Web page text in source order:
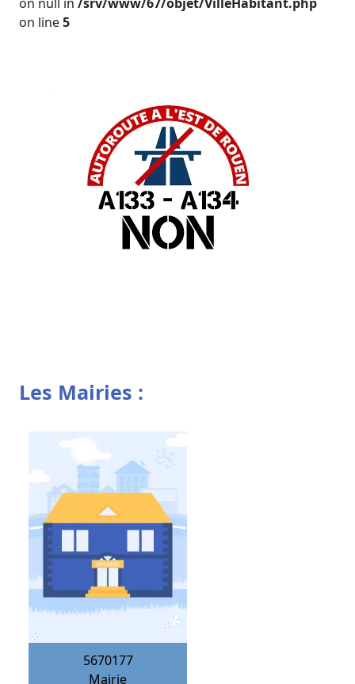
on line5
Les Mairies :
5670177
Mairie